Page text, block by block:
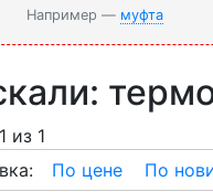
Например — муфта
из 1
По цене По